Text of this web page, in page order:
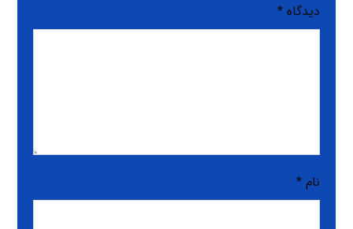
دیدگاه*
نام*